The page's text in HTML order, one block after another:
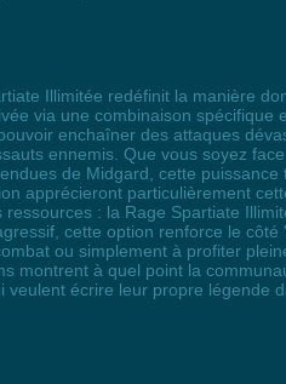
Illimitée redéfinit la manière
via une combinaison
enchaîner des attaques
ennemis. Que vous soyez
de Midgard, cette
apprécieront particulièrement
: la Rage Spartiate
cette option renforce le
ou simplement à profiter
montrent à quel point la
écrire leur propre légende